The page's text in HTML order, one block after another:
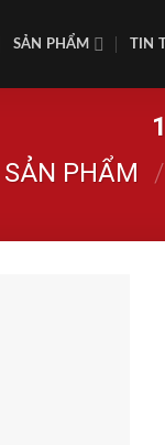
SẢN PHẨM TIN
SẢN PHẨM /